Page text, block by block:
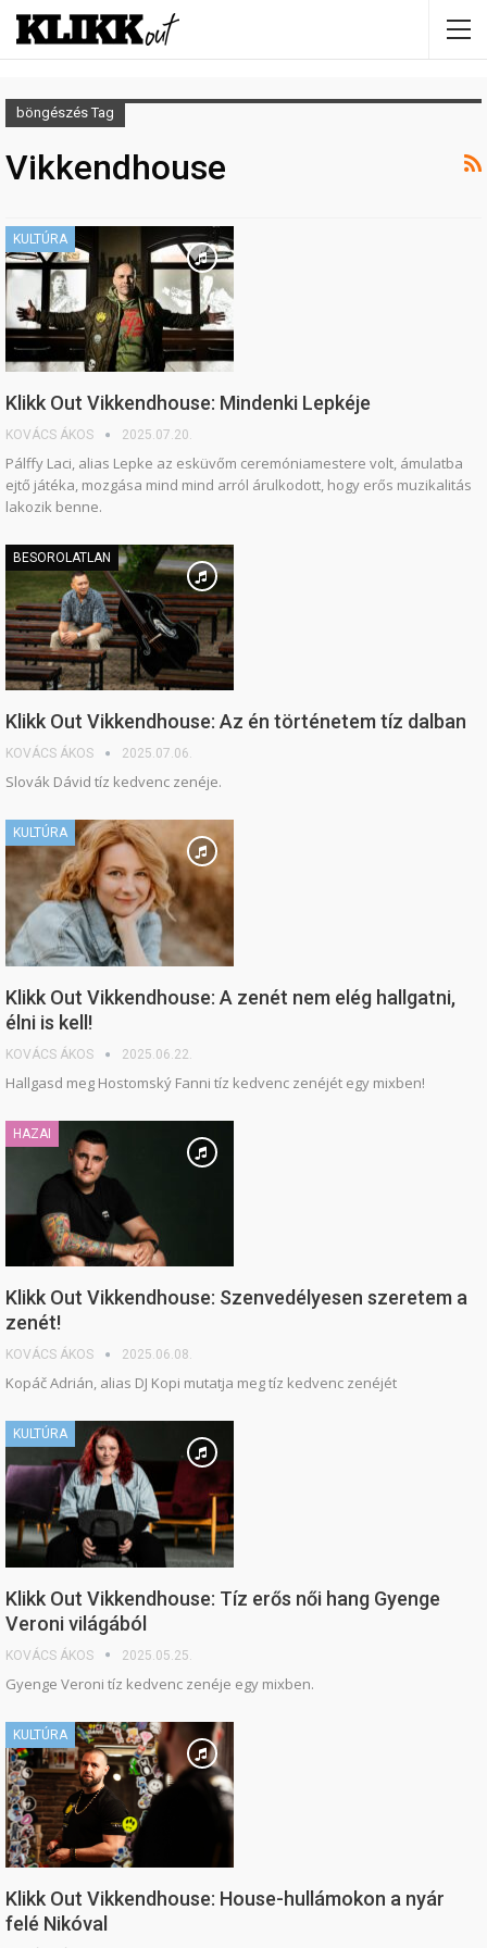
böngészés Tag
Vikkendhouse
KULTÚRA
Klikk Out Vikkendhouse: Mindenki Lepkéje
KOVÁCS ÁKOS 2025.07.20.
Pálffy Laci, alias Lepke az esküvőm ceremóniamestere volt, ámulatba
ejtő játéka, mozgása mind mind arról árulkodott, hogy erős muzikalitás
lakozik benne.
BESOROLATLAN
Klikk Out Vikkendhouse: Az én történetem tíz dalban
KOVÁCS ÁKOS 2025.07.06.
Slovák Dávid tíz kedvenc zenéje.
KULTÚRA
Klikk Out Vikkendhouse: A zenét nem elég hallgatni,
élni is kell!
KOVÁCS ÁKOS 2025.06.22.
Hallgasd meg Hostomský Fanni tíz kedvenc zenéjét egy mixben!
HAZAI
Klikk Out Vikkendhouse: Szenvedélyesen szeretem a
zenét!
KOVÁCS ÁKOS 2025.06.08.
Kopáč Adrián, alias DJ Kopi mutatja meg tíz kedvenc zenéjét
KULTÚRA
Klikk Out Vikkendhouse: Tíz erős női hang Gyenge
Veroni világából
KOVÁCS ÁKOS 2025.05.25.
Gyenge Veroni tíz kedvenc zenéje egy mixben.
KULTÚRA
Klikk Out Vikkendhouse: House-hullámokon a nyár
felé Nikóval